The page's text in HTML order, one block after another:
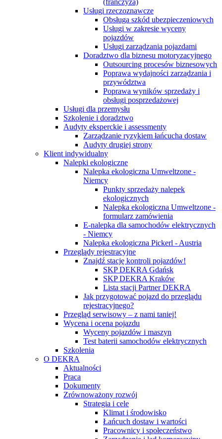
(franczyza)
Usługi rzeczoznawcze
Obsługa szkód ubezpieczeniowych
Usługi w zakresie wyceny
pojazdów
Usługi zarządzania pojazdami
Doradztwo dla biznesu motoryzacyjnego
Outsourcing procesów biznesowych
Poprawa wydajności zarządzania i
przywództwa
Poprawa wyników sprzedaży i
obsługi posprzedażowej
Usługi dla przemysłu
Szkolenie i doradztwo
Audyty eksperckie i assessmenty
Zarządzanie ryzykiem łańcucha dostaw
Audyty drugiej strony
Klient indywidualny
Nalepki ekologiczne
Nalepka ekologiczna Umweltzone -
Niemcy
Punkty sprzedaży nalepek
ekologicznych
Nalepka ekologiczna Umweltzone -
formularz zamówienia
E-nalepka dla samochodów elektrycznych
- Niemcy
Nalepka ekologiczna Pickerl - Austria
Przeglądy rejestracyjne
Znajdź stację kontroli pojazdów!
SKP DEKRA Gdańsk
SKP DEKRA Kraków
Lista stacji Partner DEKRA
Jak przygotować pojazd do przeglądu
rejestracyjnego?
Przegląd serwisowy – z nami taniej!
Wycena i ocena pojazdu
Wyceny pojazdów i maszyn
Test baterii samochodów elektrycznych
Szkolenia
O DEKRA
Aktualności
Praca
Dokumenty
Zrównoważony rozwój
Strategia i cele
Klimat i środowisko
Łańcuch dostaw i wartości
Pracownicy i społeczeństwo